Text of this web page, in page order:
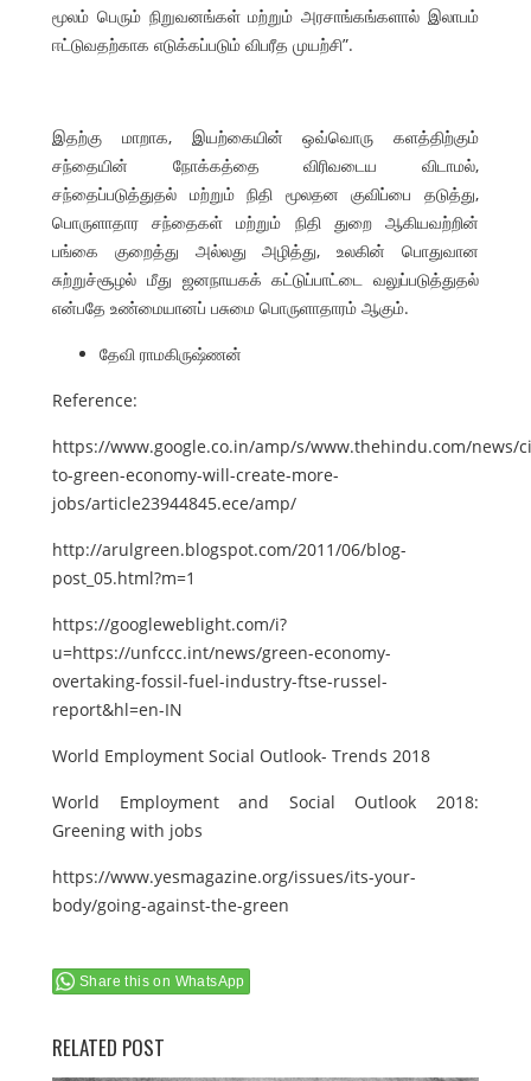
மூலம் பெரும் நிறுவனங்கள் மற்றும் அரசாங்கங்களால் இலாபம்
ஈட்டுவதற்காக எடுக்கப்படும் விபரீத முயற்சி”.
இதற்கு மாறாக, இயற்கையின் ஒவ்வொரு களத்திற்கும்
சந்தையின் நோக்கத்தை விரிவடைய விடாமல்,
சந்தைப்படுத்துதல் மற்றும் நிதி மூலதன குவிப்பை தடுத்து,
பொருளாதார சந்தைகள் மற்றும் நிதி துறை ஆகியவற்றின்
பங்கை குறைத்து அல்லது அழித்து, உலகின் பொதுவான
சுற்றுச்சூழல் மீது ஜனநாயகக் கட்டுப்பாட்டை வலுப்படுத்துதல்
என்பதே உண்மையானப் பசுமை பொருளாதாரம் ஆகும்.
தேவி ராமகிருஷ்ணன்
Reference:
https://www.google.co.in/amp/s/www.thehindu.com/
to-green-economy-will-create-more-
jobs/article23944845.ece/amp/
http://arulgreen.blogspot.com/2011/06/blog-
post_05.html?m=1
https://googleweblight.com/i?
u=https://unfccc.int/news/green-economy-
overtaking-fossil-fuel-industry-ftse-russel-
report&hl=en-IN
World Employment Social Outlook- Trends 2018
World Employment and Social Outlook 2018:
Greening with jobs
https://www.yesmagazine.org/issues/its-your-
body/going-against-the-green
Share this on WhatsApp
RELATED POST